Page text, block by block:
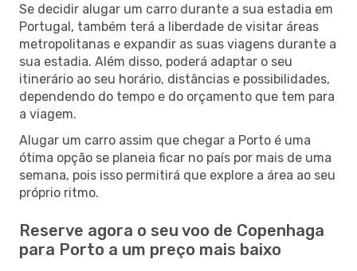
Se decidir alugar um carro durante a sua estadia em
Portugal, também terá a liberdade de visitar áreas
metropolitanas e expandir as suas viagens durante a
sua estadia. Além disso, poderá adaptar o seu
itinerário ao seu horário, distâncias e possibilidades,
dependendo do tempo e do orçamento que tem para
a viagem.
Alugar um carro assim que chegar a Porto é uma
ótima opção se planeia ficar no país por mais de uma
semana, pois isso permitirá que explore a área ao seu
próprio ritmo.
Reserve agora o seu voo de Copenhaga
para Porto a um preço mais baixo